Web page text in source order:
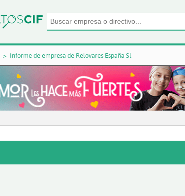
Informe de empresa de Relovares España Sl